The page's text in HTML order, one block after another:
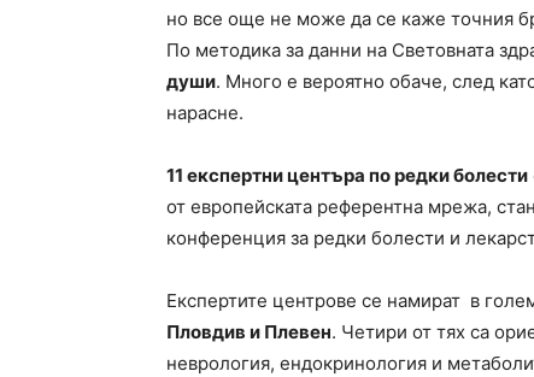
но все още не може да се каже точния
По методика за данни на Световната
души. Много е вероятно обаче, след
нарасне.
11 експертни центъра по редки болести
от европейската референтна мрежа,
конференция за редки болести и
Експертите центрове се намират в
Пловдив и Плевен. Четири от тях са
неврология, ендокринология и